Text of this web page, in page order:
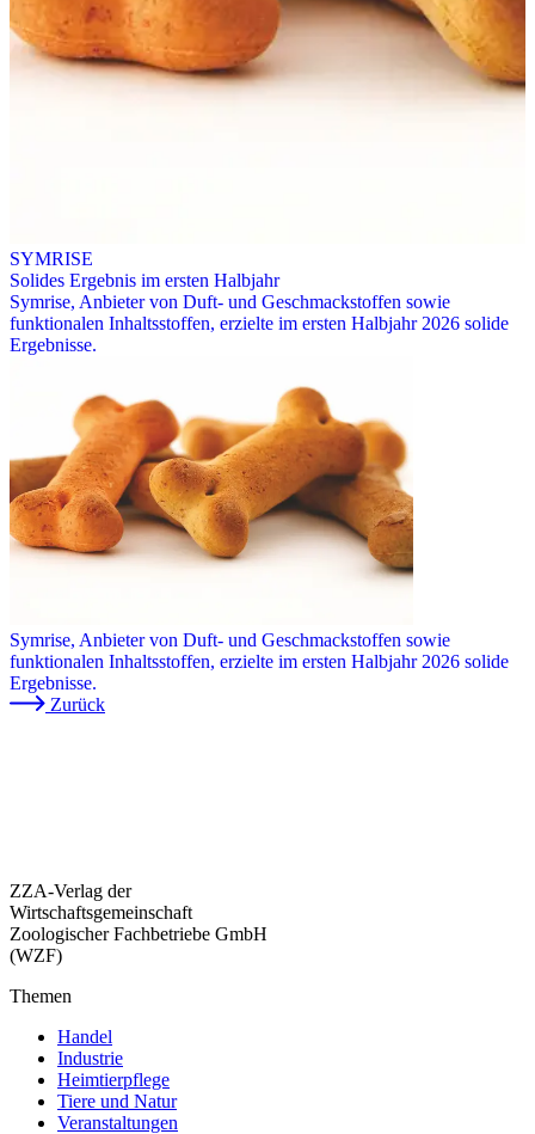
SYMRISE
Solides Ergebnis im ersten Halbjahr
Symrise, Anbieter von Duft- und Geschmackstoffen sowie
funktionalen Inhaltsstoffen, erzielte im ersten Halbjahr 2026 solide
Ergebnisse.
Symrise, Anbieter von Duft- und Geschmackstoffen sowie
funktionalen Inhaltsstoffen, erzielte im ersten Halbjahr 2026 solide
Ergebnisse.
Zurück
ZZA-Verlag der
Wirtschaftsgemeinschaft
Zoologischer Fachbetriebe GmbH
(WZF)
Themen
Handel
Industrie
Heimtierpflege
Tiere und Natur
Veranstaltungen